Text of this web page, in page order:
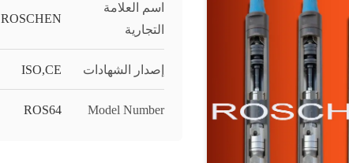
اسم العلامة
التجارية
ROSCHEN
إصدار الشهادات ISO,CE
Model Number
ROS64